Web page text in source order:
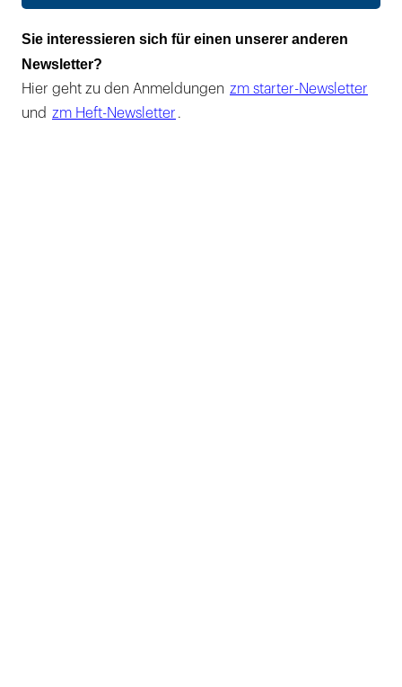
Sie interessieren sich für einen unserer anderen
Newsletter?
Hier geht zu den Anmeldungen zm starter-Newsletter
und zm Heft-Newsletter .